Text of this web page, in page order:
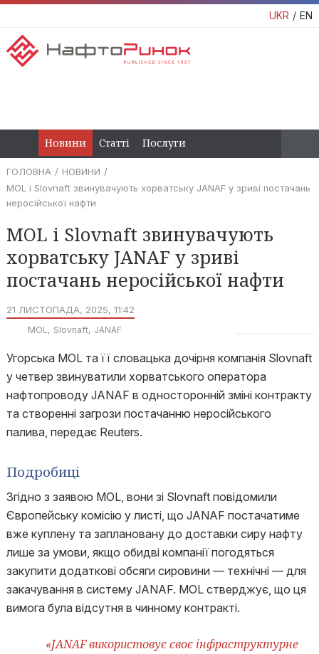
UKR EN
Новини Статті Послуги
ГОЛОВНА
НОВИНИ
MOL і Slovnaft звинувачують хорватську JANAF у зриві постачань
неросійської нафти
MOL і Slovnaft звинувачують
хорватську JANAF у зриві
постачань неросійської нафти
21 ЛИСТОПАДА, 2025, 11:42
MOL Slovnaft JANAF
Угорська MOL та її словацька дочірня компанія Slovnaft
у четвер звинуватили хорватського оператора
нафтопроводу JANAF в односторонній зміні контракту
та створенні загрози постачанню неросійського
палива, передає Reuters.
Подробиці
Згідно з заявою MOL, вони зі Slovnaft повідомили
Європейську комісію у листі, що JANAF постачатиме
вже куплену та заплановану до доставки сиру нафту
лише за умови, якщо обидві компанії погодяться
закупити додаткові обсяги сировини — технічні — для
закачування в систему JANAF. MOL стверджує, що ця
вимога була відсутня в чинному контракті.
«JANAF використовує своє інфраструктурне